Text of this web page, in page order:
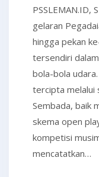
PSSLEMAN.ID,
gelaran
hingga pekan
tersendiri
bola-bola
tercipta melalui
Sembada, baik
skema open
kompetisi
mencatatkan…